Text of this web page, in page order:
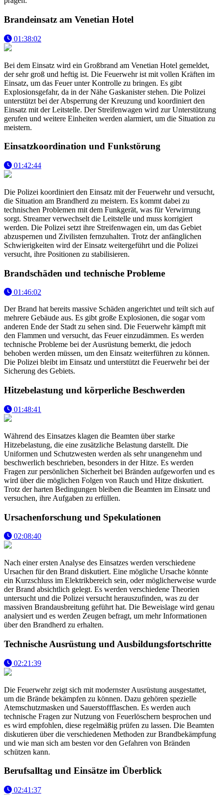
Brandeinsatz am Venetian Hotel
01:38:02
Bei dem Einsatz wird ein Großbrand am Venetian Hotel gemeldet,
der sehr groß und heftig ist. Die Feuerwehr ist mit vollen Kräften im
Einsatz, um das Feuer unter Kontrolle zu bringen. Es gibt
Explosionsgefahr, da in der Nähe Gaskanister stehen. Die Polizei
unterstützt bei der Absperrung der Kreuzung und koordiniert den
Einsatz mit der Leitstelle. Der Streifenwagen wird zur Unterstützung
gerufen und weitere Einheiten werden alarmiert, um die Situation zu
meistern.
Einsatzkoordination und Funkstörung
01:42:44
Die Polizei koordiniert den Einsatz mit der Feuerwehr und versucht,
die Situation am Brandherd zu meistern. Es kommt dabei zu
technischen Problemen mit dem Funkgerät, was für Verwirrung
sorgt. Streamer verwechselt die Leitstelle und muss korrigiert
werden. Die Polizei setzt ihre Streifenwagen ein, um das Gebiet
abzuspernen und Zivilisten fernzuhalten. Trotz der anfänglichen
Schwierigkeiten wird der Einsatz weitergeführt und die Polizei
versucht, ihre Positionen zu stabilisieren.
Brandschäden und technische Probleme
01:46:02
Der Brand hat bereits massive Schäden angerichtet und teilt sich auf
mehrere Gebäude aus. Es gibt große Explosionen, die sogar vom
anderen Ende der Stadt zu sehen sind. Die Feuerwehr kämpft mit
den Flammen und versucht, das Feuer einzudämmen. Es werden
technische Probleme bei der Ausrüstung bemerkt, die jedoch
behoben werden müssen, um den Einsatz weiterführen zu können.
Die Polizei bleibt im Einsatz und unterstützt die Feuerwehr bei der
Sicherung des Gebiets.
Hitzebelastung und körperliche Beschwerden
01:48:41
Während des Einsatzes klagen die Beamten über starke
Hitzebelastung, die eine zusätzliche Belastung darstellt. Die
Uniformen und Schutzwesten werden als sehr unangenehm und
beschwerlich beschrieben, besonders in der Hitze. Es werden
Fragen zur persönlichen Sicherheit bei Bränden aufgeworfen und es
wird über die möglichen Folgen von Rauch und Hitze diskutiert.
Trotz der harten Bedingungen bleiben die Beamten im Einsatz und
versuchen, ihre Aufgaben zu erfüllen.
Ursachenforschung und Spekulationen
02:08:40
Nach einer ersten Analyse des Einsatzes werden verschiedene
Ursachen für den Brand diskutiert. Eine mögliche Ursache könnte
ein Kurzschluss im Elektrikbereich sein, oder möglicherweise wurde
der Brand absichtlich gelegt. Es werden verschiedene Theorien
untersucht und die Polizei versucht herauszufinden, was zu der
massiven Brandausbreitung geführt hat. Die Beweislage wird genau
analysiert und es werden Zeugen befragt, um mehr Informationen
über den Brandherd zu erhalten.
Technische Ausrüstung und Ausbildungsfortschritte
02:21:39
Die Feuerwehr zeigt sich mit modernster Ausrüstung ausgestattet,
um die Brände bekämpfen zu können. Dazu gehören spezielle
Atemschutzmasken und Sauerstoffflaschen. Es werden auch
technische Fragen zur Nutzung von Feuerlöschern besprochen und
es wird empfohlen, diese regelmäßig prüfen zu lassen. Die Beamten
diskutieren über die verschiedenen Methoden zur Brandbekämpfung
und wie man sich am besten vor den Gefahren von Bränden
schützen kann.
Berufsalltag und Einsätze im Überblick
02:41:37